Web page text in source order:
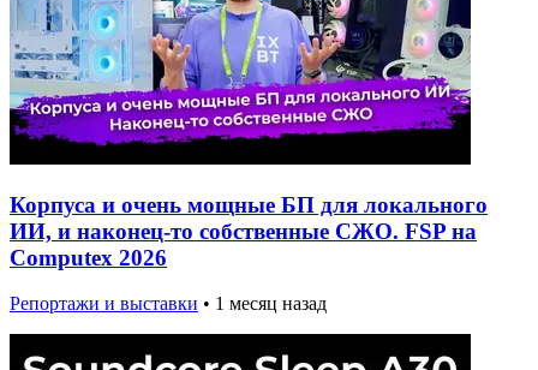
Корпуса и очень мощные БП для локального
ИИ, и наконец-то собственные СЖО. FSP на
Computex 2026
Репортажи и выставки • 1 месяц назад